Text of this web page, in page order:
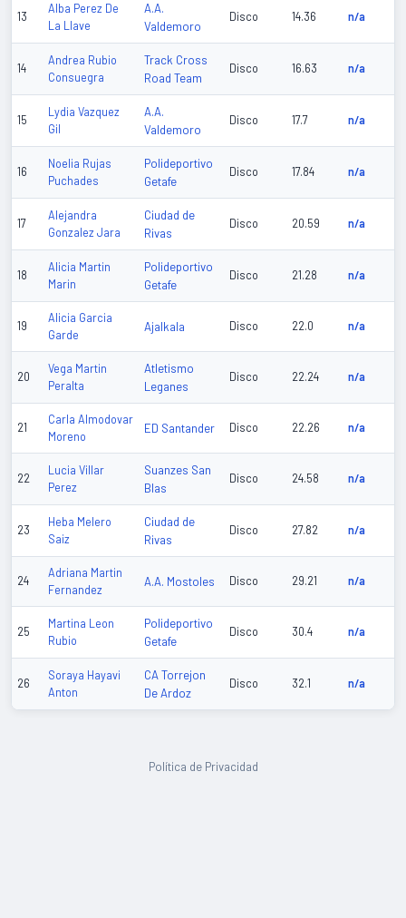
13
Alba Perez De
La Llave
A.A.
Valdemoro
Disco 14.36 n/a
14
Andrea Rubio
Consuegra
Track Cross
Road Team
Disco 16.63 n/a
15
Lydia Vazquez
Gil
A.A.
Valdemoro
Disco 17.7 n/a
16
Noelia Rujas
Puchades
Polideportivo
Getafe
Disco 17.84 n/a
17
Alejandra
Gonzalez Jara
Ciudad de
Rivas
Disco 20.59 n/a
18
Alicia Martin
Marin
Polideportivo
Getafe
Disco 21.28 n/a
19
Alicia Garcia
Garde
Ajalkala Disco 22.0 n/a
20
Vega Martin
Peralta
Atletismo
Leganes
Disco 22.24 n/a
21
Carla Almodovar
Moreno
ED Santander Disco 22.26 n/a
22
Lucia Villar
Perez
Suanzes San
Blas
Disco 24.58 n/a
23
Heba Melero
Saiz
Ciudad de
Rivas
Disco 27.82 n/a
24
Adriana Martin
Fernandez
A.A. Mostoles Disco 29.21 n/a
25
Martina Leon
Rubio
Polideportivo
Getafe
Disco 30.4 n/a
26
Soraya Hayavi
Anton
CA Torrejon
De Ardoz
Disco 32.1 n/a
Política de Privacidad